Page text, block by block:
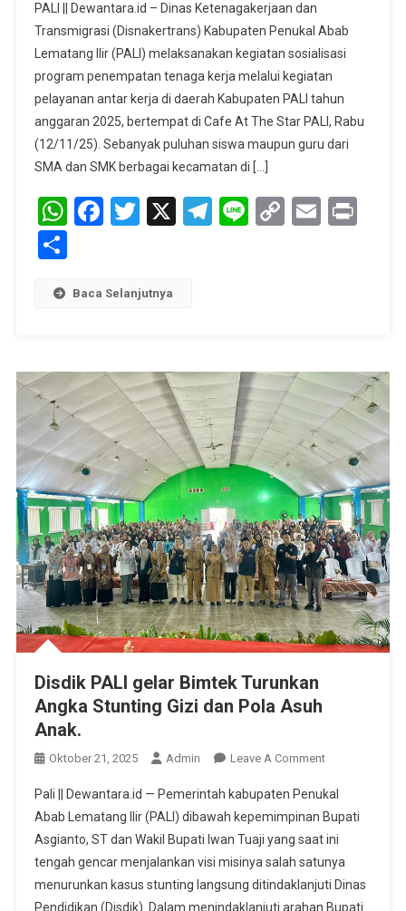
Gelar
Kegiatan
Program
Penempatan
Tenaga
PALI || Dewantara.id – Dinas Ketenagakerjaan dan
Transmigrasi (Disnakertrans) Kabupaten Penukal Abab
Lematang Ilir (PALI) melaksanakan kegiatan sosialisasi
program penempatan tenaga kerja melalui kegiatan
pelayanan antar kerja di daerah Kabupaten PALI tahun
anggaran 2025, bertempat di Cafe At The Star PALI, Rabu
(12/11/25). Sebanyak puluhan siswa maupun guru dari
SMA dan SMK berbagai kecamatan di […]
WhatsApp
Facebook
Twitter
X Telegram
LineCopyEmail
Baca Selanjutnya
‎Disdik PALI gelar Bimtek Turunkan
Angka Stunting Gizi dan Pola Asuh
Anak.‎‎
Oktober 21, 2025 Admin Leave A CommentOn
PALI
Gelar
Bimtek
Turunkan
Angka
Stunting
Pali || Dewantara.id — Pemerintah kabupaten Penukal
Abab Lematang Ilir (PALI) dibawah kepemimpinan Bupati
Asgianto, ST dan Wakil Bupati Iwan Tuaji yang saat ini
tengah gencar menjalankan visi misinya salah satunya
menurunkan kasus stunting langsung ditindaklanjuti Dinas
Pendidikan (Disdik). ‎‎Dalam menindaklanjuti arahan Bupati